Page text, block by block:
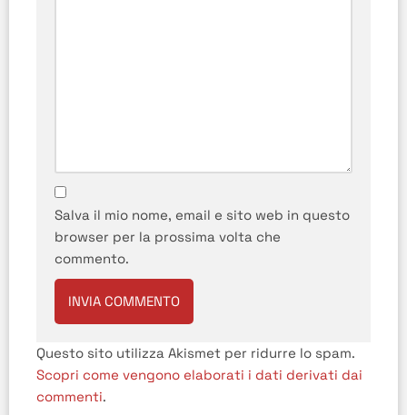
Salva il mio nome, email e sito web in questo
browser per la prossima volta che
commento.
Questo sito utilizza Akismet per ridurre lo spam.
Scopri come vengono elaborati i dati derivati dai
commenti.